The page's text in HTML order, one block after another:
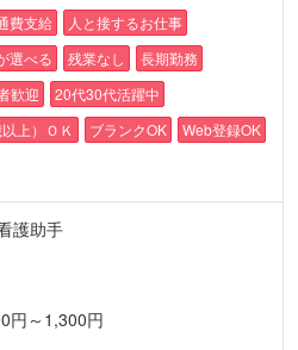
費支給
人と接するお仕事
選べる 残業なし
長期勤務
歓迎
20代30代活躍中
上）ＯＫ ブランクOK
Web登録OK
護助手
円～1,300円